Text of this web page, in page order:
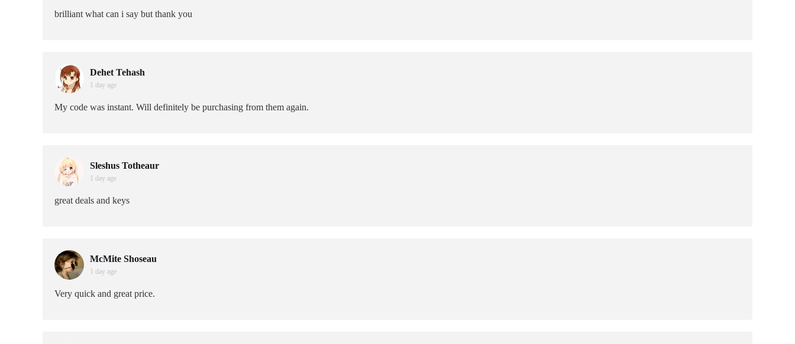
brilliant what can i say but thank you
Dehet Tehash
1 day age
My code was instant. Will definitely be purchasing from them again.
Sleshus Totheaur
1 day age
great deals and keys
McMite Shoseau
1 day age
Very quick and great price.